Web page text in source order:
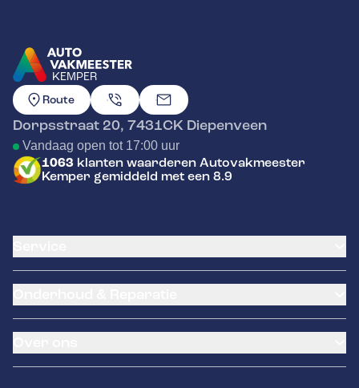
KEMPER
GA NAAR DE HOMEPAGINA
Route
Dorpsstraat 20, 7431CK Diepenveen
Vandaag open tot 17:00 uur
1063 klanten waarderen Autovakmeester
Kemper gemiddeld met een 8.9
Banden service
Klantenkaart
Schade en reparatie